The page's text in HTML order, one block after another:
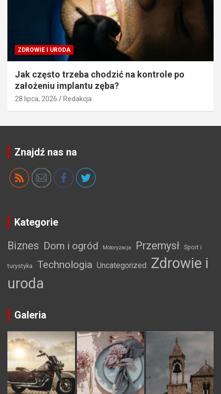
ZDROWIE I URODA
Jak często trzeba chodzić na kontrole po
założeniu implantu zęba?
28 lipca, 2026 Redakcja
Znajdź nas na
Kategorie
Biznes Dom i ogród Motoryzacja Przemysł Sport i
turystyka Technologia Uncategorized
Zdrowie i
uroda
Galeria